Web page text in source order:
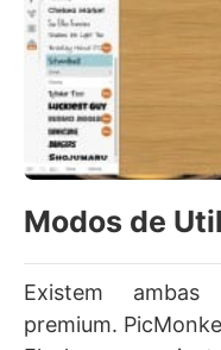
Modos de
Existem
premium.